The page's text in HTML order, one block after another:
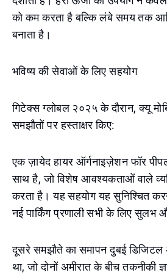
को कम करता है बल्कि लंबे समय तक
बनाता है।
भविष्य की सेवाओं के लिए सहयोग
गिटेक्स ग्लोबल २०२५ के दौरान, क्यू
समझौतों पर हस्ताक्षर किए:
एक ज़ायेद हायर ऑर्गनाइज़ेशन फॉर
साथ है, जो विशेष आवश्यकताओं वाले
करता है। यह सहयोग यह सुनिश्चित
नई पार्किंग प्रणाली सभी के लिए सुलभ
दूसरे समझौते का समापन दुबई
था, जो दोनों अमीरात के बीच तकनीकी